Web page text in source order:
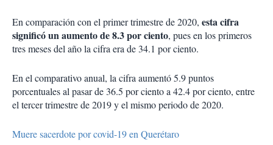
En comparación con el primer trimestre de 2020, esta cifra
significó un aumento de 8.3 por ciento, pues en los primeros
tres meses del año la cifra era de 34.1 por ciento.
En el comparativo anual, la cifra aumentó 5.9 puntos
porcentuales al pasar de 36.5 por ciento a 42.4 por ciento, entre
el tercer trimestre de 2019 y el mismo periodo de 2020.
Muere sacerdote por covid-19 en Querétaro